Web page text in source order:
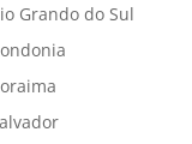
Grando do Sul